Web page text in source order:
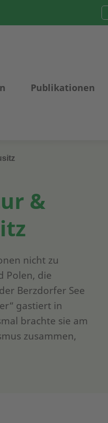
Publikationen
&
nicht zu
Polen, die
Berzdorfer See
gastiert in
brachte sie am
zusammen,